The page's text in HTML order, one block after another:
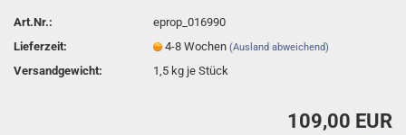
Art.Nr.:
eprop_016990
Lieferzeit:
4-8 Wochen(Ausland abweichend)
Versandgewicht: 1,5 kg je Stück
109,00 EUR